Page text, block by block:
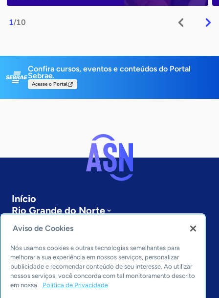
1/10
Confira cursos, eventos e conteúdos do Portal
Sebrae.
Acesse o Portal
Início
Rio Grande do Norte
Sobre a ASN
Últimas notícias
Entre em contato
Editorias
Economia & Política
Inovação & Tecnologia
Aviso de Cookies
Nós usamos cookies e outras tecnologias semelhantes para
melhorar a sua experiência em nossos serviços, personalizar
publicidade e recomendar conteúdo de seu interesse. Ao utilizar
nossos serviços, você concorda com tal monitoramento descrito
em nossa
Política de Privacidade